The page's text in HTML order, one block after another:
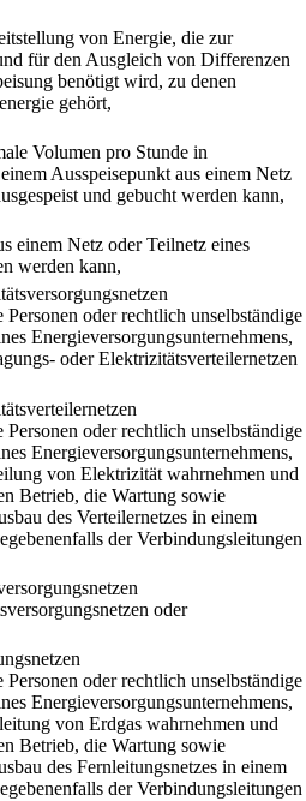
von Energie, die zur
für den Ausgleich von Differenzen
benötigt wird, zu denen
gehört,
Volumen pro Stunde in
Ausspeisepunkt aus einem Netz
und gebucht werden kann,
einem Netz oder Teilnetz eines
werden kann,
oder rechtlich unselbständige
Energieversorgungsunternehmens,
oder Elektrizitätsverteilernetzen
oder rechtlich unselbständige
Energieversorgungsunternehmens,
von Elektrizität wahrnehmen und
Betrieb, die Wartung sowie
des Verteilernetzes in einem
der Verbindungsleitungen
oder
oder rechtlich unselbständige
Energieversorgungsunternehmens,
von Erdgas wahrnehmen und
Betrieb, die Wartung sowie
des Fernleitungsnetzes in einem
der Verbindungsleitungen